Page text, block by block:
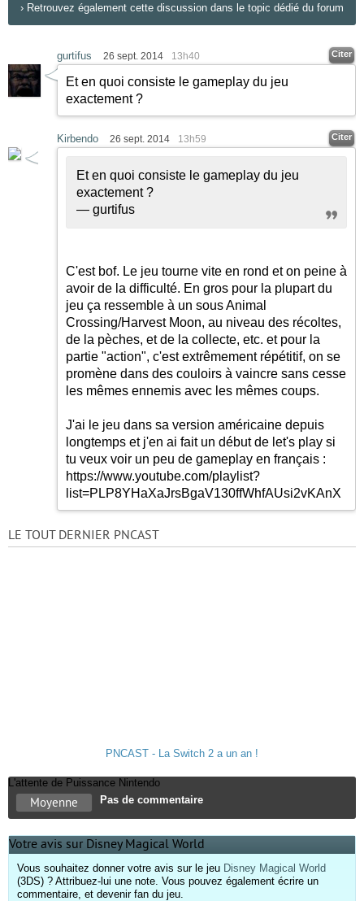
› Retrouvez également cette discussion dans le topic dédié du forum
gurtifus 26 sept. 2014 13h40 Citer
Et en quoi consiste le gameplay du jeu
exactement ?
Kirbendo 26 sept. 2014 13h59 Citer
Et en quoi consiste le gameplay du jeu
exactement ?
— gurtifus
C'est bof. Le jeu tourne vite en rond et on peine à
avoir de la difficulté. En gros pour la plupart du
jeu ça ressemble à un sous Animal
Crossing/Harvest Moon, au niveau des récoltes,
de la pèches, et de la collecte, etc. et pour la
partie "action", c'est extrêmement répétitif, on se
promène dans des couloirs à vaincre sans cesse
les mêmes ennemis avec les mêmes coups.
J'ai le jeu dans sa version américaine depuis
longtemps et j'en ai fait un début de let's play si
tu veux voir un peu de gameplay en français :
https://www.youtube.com/playlist?
list=PLP8YHaXaJrsBgaV130ffWhfAUsi2vKAnX
LE TOUT DERNIER PNCAST
PNCAST - La Switch 2 a un an !
L'attente de Puissance Nintendo
Moyenne Pas de commentaire
Votre avis sur Disney Magical World
Vous souhaitez donner votre avis sur le jeu Disney Magical World
(3DS) ? Attribuez-lui une note. Vous pouvez également écrire un
commentaire, et devenir fan du jeu.